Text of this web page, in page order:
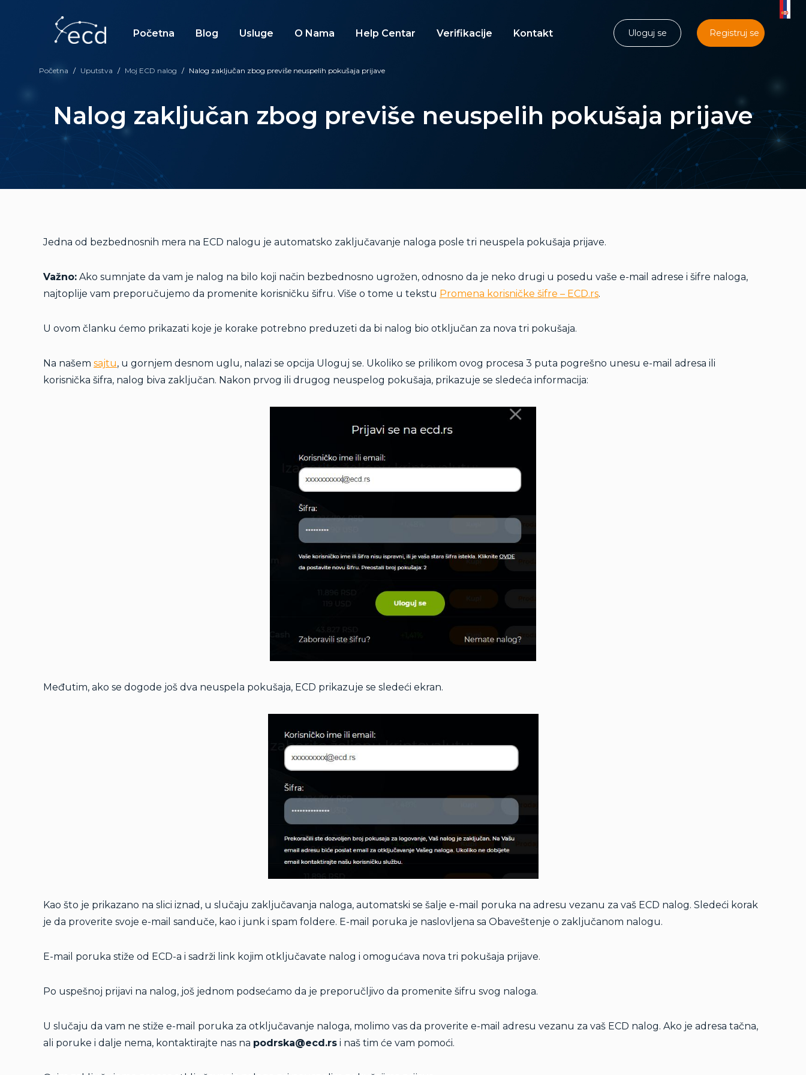
Početna Blog Usluge O Nama Help Centar Verifikacije Kontakt Uloguj se Registruj se
Početna / Uputstva / Moj ECD nalog / Nalog zaključan zbog previše neuspelih pokušaja prijave
Nalog zaključan zbog previše neuspelih pokušaja prijave
Jedna od bezbednosnih mera na ECD nalogu je automatsko zaključavanje naloga posle tri neuspela pokušaja prijave.
Važno: Ako sumnjate da vam je nalog na bilo koji način bezbednosno ugrožen, odnosno da je neko drugi u posedu vaše e-mail adrese i šifre naloga,
najtoplije vam preporučujemo da promenite korisničku šifru. Više o tome u tekstu Promena korisničke šifre – ECD.rs.
U ovom članku ćemo prikazati koje je korake potrebno preduzeti da bi nalog bio otključan za nova tri pokušaja.
Na našem sajtu, u gornjem desnom uglu, nalazi se opcija Uloguj se. Ukoliko se prilikom ovog procesa 3 puta pogrešno unesu e-mail adresa ili
korisnička šifra, nalog biva zaključan. Nakon prvog ili drugog neuspelog pokušaja, prikazuje se sledeća informacija:
Međutim, ako se dogode još dva neuspela pokušaja, ECD prikazuje se sledeći ekran.
Kao što je prikazano na slici iznad, u slučaju zaključavanja naloga, automatski se šalje e-mail poruka na adresu vezanu za vaš ECD nalog. Sledeći korak
je da proverite svoje e-mail sanduče, kao i junk i spam foldere. E-mail poruka je naslovljena sa Obaveštenje o zaključanom nalogu.
E-mail poruka stiže od ECD-a i sadrži link kojim otključavate nalog i omogućava nova tri pokušaja prijave.
Po uspešnoj prijavi na nalog, još jednom podsećamo da je preporučljivo da promenite šifru svog naloga.
U slučaju da vam ne stiže e-mail poruka za otključavanje naloga, molimo vas da proverite e-mail adresu vezanu za vaš ECD nalog. Ako je adresa tačna,
ali poruke i dalje nema, kontaktirajte nas na podrska@ecd.rs i naš tim će vam pomoći.